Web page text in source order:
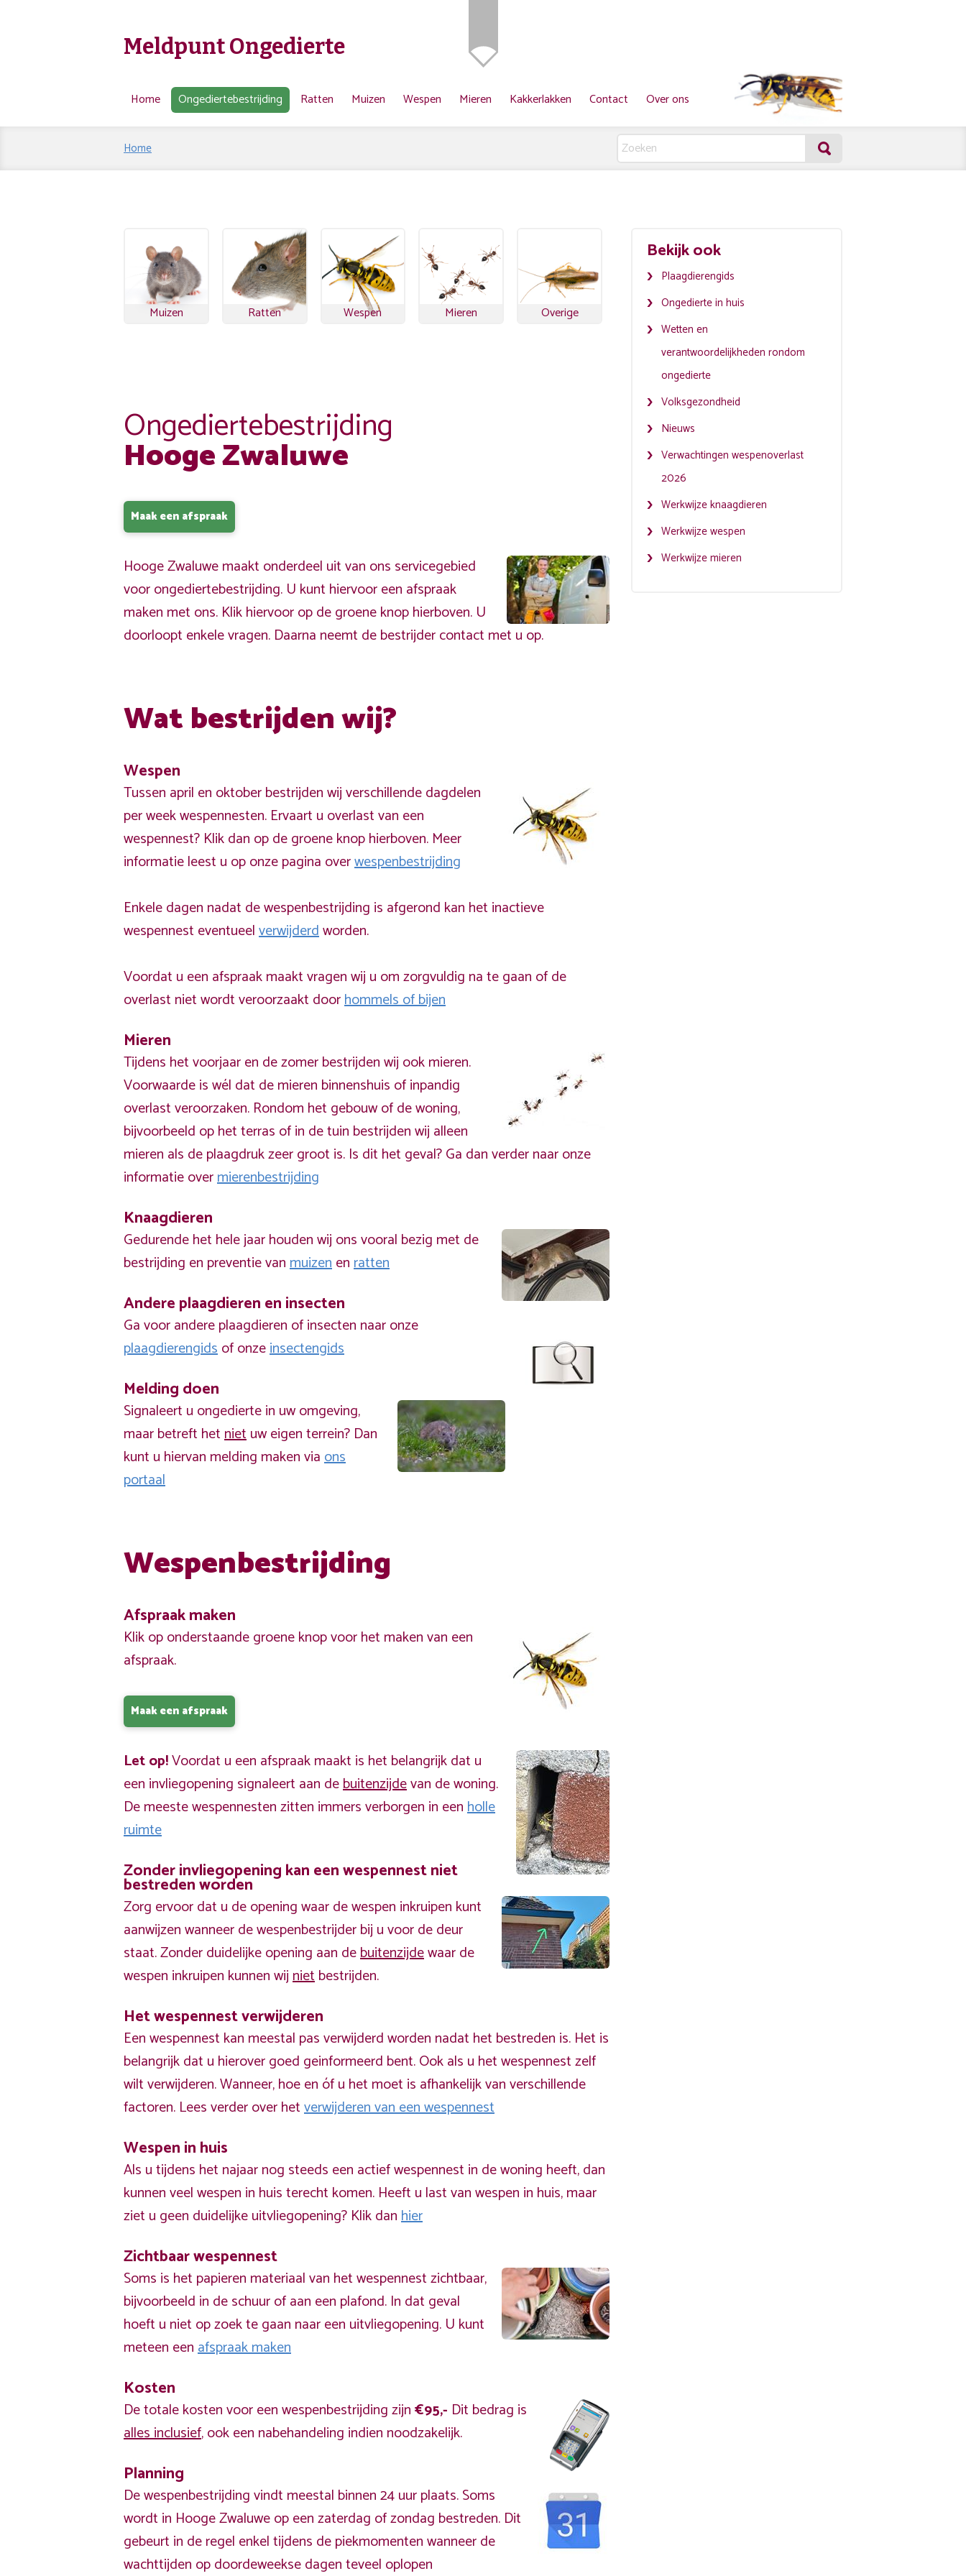
Meldpunt Ongedierte
Home Ongediertebestrijding Ratten Muizen Wespen Mieren Kakkerlakken Contact Over ons
Home
Muizen Ratten Wespen Mieren Overige
Ongediertebestrijding
Hooge Zwaluwe
Maak een afspraak
Hooge Zwaluwe maakt onderdeel uit van ons servicegebied
voor ongediertebestrijding. U kunt hiervoor een afspraak
maken met ons. Klik hiervoor op de groene knop hierboven. U
doorloopt enkele vragen. Daarna neemt de bestrijder contact met u op.
Wat bestrijden wij?
Wespen
Tussen april en oktober bestrijden wij verschillende dagdelen
per week wespennesten. Ervaart u overlast van een
wespennest? Klik dan op de groene knop hierboven. Meer
informatie leest u op onze pagina overwespenbestrijding
Enkele dagen nadat de wespenbestrijding is afgerond kan het inactieve
wespennest eventueelverwijderdworden.
Voordat u een afspraak maakt vragen wij u om zorgvuldig na te gaan of de
overlast niet wordt veroorzaakt doorhommels of bijen
Mieren
Tijdens het voorjaar en de zomer bestrijden wij ook mieren.
Voorwaarde is wél dat de mieren binnenshuis of inpandig
overlast veroorzaken. Rondom het gebouw of de woning,
bijvoorbeeld op het terras of in de tuin bestrijden wij alleen
mieren als de plaagdruk zeer groot is. Is dit het geval? Ga dan verder naar onze
informatie overmierenbestrijding
Knaagdieren
Gedurende het hele jaar houden wij ons vooral bezig met de
bestrijding en preventie vanmuizenenratten
Andere plaagdieren en insecten
Ga voor andere plaagdieren of insecten naar onze
plaagdierengidsof onzeinsectengids
Melding doen
Signaleert u ongedierte in uw omgeving,
maar betreft hetnietuw eigen terrein? Dan
kunt u hiervan melding maken viaons
portaal
Wespenbestrijding
Afspraak maken
Klik op onderstaande groene knop voor het maken van een
afspraak.
Maak een afspraak
Let op!Voordat u een afspraak maakt is het belangrijk dat u
een invliegopening signaleert aan debuitenzijdevan de woning.
De meeste wespennesten zitten immers verborgen in eenholle
ruimte
Zonder invliegopening kan een wespennest niet
bestreden worden
Zorg ervoor dat u de opening waar de wespen inkruipen kunt
aanwijzen wanneer de wespenbestrijder bij u voor de deur
staat. Zonder duidelijke opening aan debuitenzijdewaar de
wespen inkruipen kunnen wijnietbestrijden.
Het wespennest verwijderen
Een wespennest kan meestal pas verwijderd worden nadat het bestreden is. Het is
belangrijk dat u hierover goed geinformeerd bent. Ook als u het wespennest zelf
wilt verwijderen. Wanneer, hoe en óf u het moet is afhankelijk van verschillende
factoren. Lees verder over hetverwijderen van een wespennest
Wespen in huis
Als u tijdens het najaar nog steeds een actief wespennest in de woning heeft, dan
kunnen veel wespen in huis terecht komen. Heeft u last van wespen in huis, maar
ziet u geen duidelijke uitvliegopening? Klik danhier
Zichtbaar wespennest
Soms is het papieren materiaal van het wespennest zichtbaar,
bijvoorbeeld in de schuur of aan een plafond. In dat geval
hoeft u niet op zoek te gaan naar een uitvliegopening. U kunt
meteen eenafspraak maken
Kosten
De totale kosten voor een wespenbestrijding zijn€95,- Dit bedrag is
alles inclusief, ook een nabehandeling indien noodzakelijk.
Planning
De wespenbestrijding vindt meestal binnen 24 uur plaats. Soms
wordt in Hooge Zwaluwe op een zaterdag of zondag bestreden. Dit
gebeurt in de regel enkel tijdens de piekmomenten wanneer de
wachttijden op doordeweekse dagen teveel oplopen
Bekijk ook
Plaagdierengids
Ongedierte in huis
Wetten en
verantwoordelijkheden rondom
ongedierte
Volksgezondheid
Nieuws
Verwachtingen wespenoverlast
2026
Werkwijze knaagdieren
Werkwijze wespen
Werkwijze mieren